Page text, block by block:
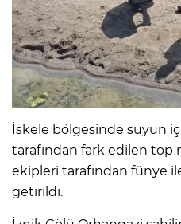
İskele bölgesinde suyun
tarafından fark edilen top
ekipleri tarafından fünye
getirildi.